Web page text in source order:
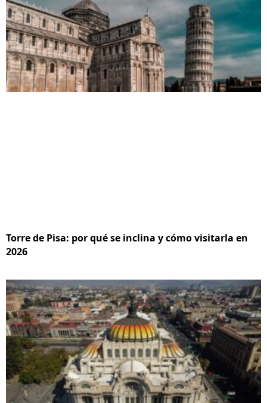
Torre de Pisa: por qué se inclina y cómo visitarla en
2026